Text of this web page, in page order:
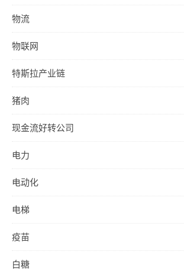
物流
物联网
特斯拉产业链
猪肉
现金流好转公司
电力
电动化
电梯
疫苗
白糖